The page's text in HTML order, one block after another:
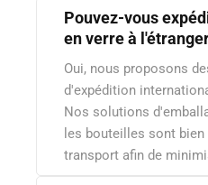
Pouvez-vous
en verre à
Oui, nous proposons
d'expédition
Nos solutions
les bouteilles sont
transport afin de